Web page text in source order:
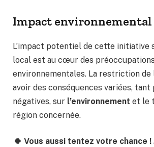
Impact environnemental
L’impact potentiel de cette initiative
local est au cœur des préoccupations
environnementales. La restriction de
avoir des conséquences variées, tant
négatives, sur l’environnement et le
région concernée.
🍀 Vous aussi tentez votre chance !